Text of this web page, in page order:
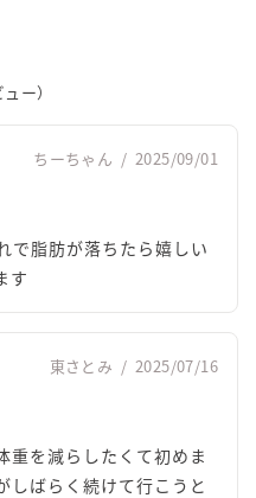
ー）
ちーちゃん /2025/09/01
で脂肪が落ちたら嬉しい
す
東さとみ /2025/07/16
重を減らしたくて初めま
しばらく続けて行こうと